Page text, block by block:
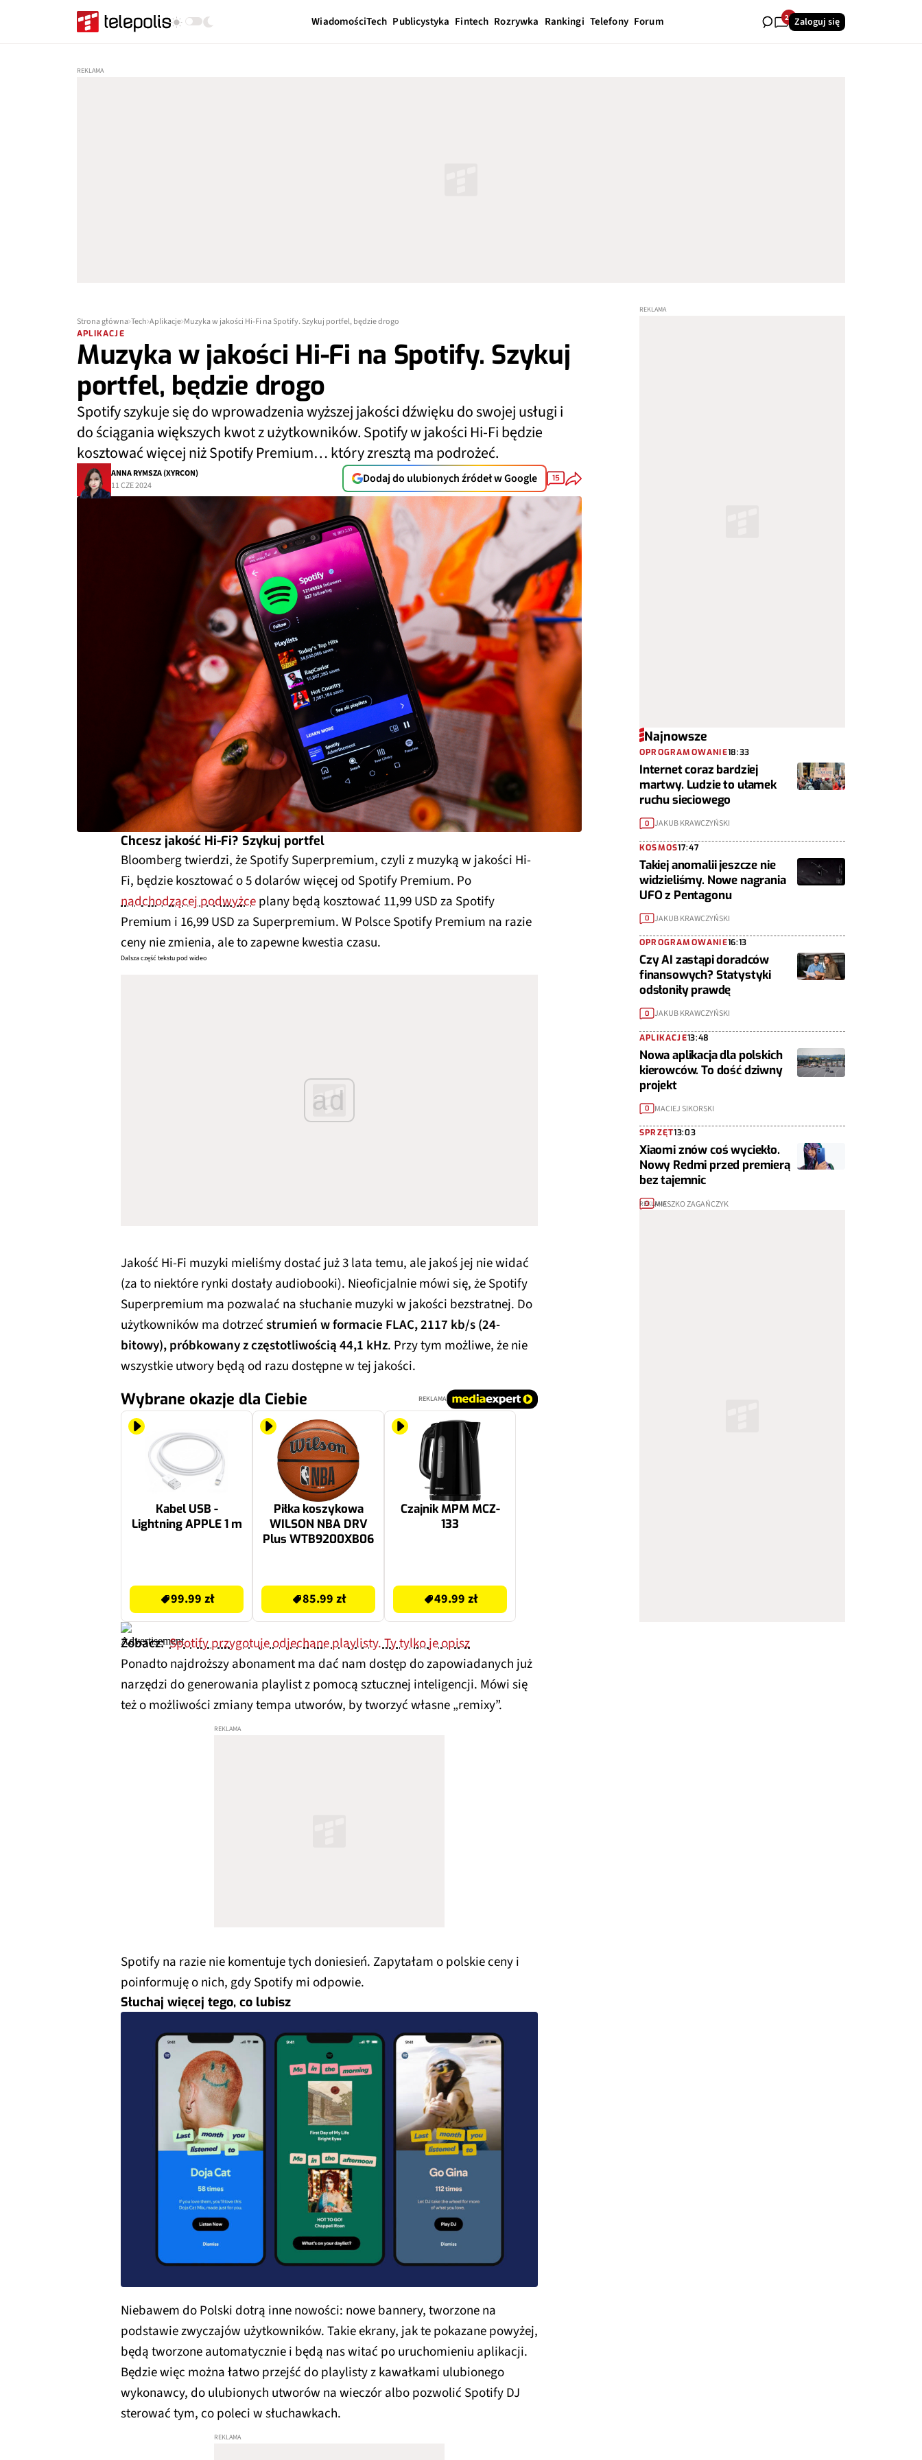
WiadomościTech Publicystyka Fintech Rozrywka Rankingi Telefony Forum 28Zaloguj się
Strona główna Tech Aplikacje Muzyka w jakości Hi-Fi na Spotify. Szykuj portfel, będzie drogo
APLIKACJE
Muzyka w jakości Hi-Fi na Spotify. Szykuj
portfel, będzie drogo
Spotify szykuje się do wprowadzenia wyższej jakości dźwięku do swojej usługi i
do ściągania większych kwot z użytkowników. Spotify w jakości Hi-Fi będzie
kosztować więcej niż Spotify Premium… który zresztą ma podrożeć.
ANNA RYMSZA (XYRCON)
11 CZE 2024
Dodaj do ulubionych źródeł w Google 15
Chcesz jakość Hi-Fi? Szykuj portfel
Bloomberg twierdzi, że Spotify Superpremium, czyli z muzyką w jakości Hi-
Fi, będzie kosztować o 5 dolarów więcej od Spotify Premium. Po
nadchodzącej podwyżceplany będą kosztować 11,99 USD za Spotify
Premium i 16,99 USD za Superpremium. W Polsce Spotify Premium na razie
ceny nie zmienia, ale to zapewne kwestia czasu.
Dalsza część tekstu pod wideo
ad
Jakość Hi-Fi muzyki mieliśmy dostać już 3 lata temu, ale jakoś jej nie widać
(za to niektóre rynki dostały audiobooki). Nieoficjalnie mówi się, że Spotify
Superpremium ma pozwalać na słuchanie muzyki w jakości bezstratnej. Do
użytkowników ma dotrzećstrumień w formacie FLAC, 2117 kb/s (24-
bitowy), próbkowany z częstotliwością 44,1 kHz. Przy tym możliwe, że nie
wszystkie utwory będą od razu dostępne w tej jakości.
Wybrane okazje dla Ciebie REKLAMA
Kabel USB -
Lightning APPLE 1 m
99.99 zł
Piłka koszykowa
WILSON NBA DRV
Plus WTB9200XB06
85.99 zł
Czajnik MPM MCZ-
133
49.99 zł
Zobacz:Spotify przygotuje odjechane playlisty. Ty tylko je opisz
Ponadto najdroższy abonament ma dać nam dostęp do zapowiadanych już
narzędzi do generowania playlist z pomocą sztucznej inteligencji. Mówi się
też o możliwości zmiany tempa utworów, by tworzyć własne „remixy”.
Spotify na razie nie komentuje tych doniesień. Zapytałam o polskie ceny i
poinformuję o nich, gdy Spotify mi odpowie.
Słuchaj więcej tego, co lubisz
Niebawem do Polski dotrą inne nowości: nowe bannery, tworzone na
podstawie zwyczajów użytkowników. Takie ekrany, jak te pokazane powyżej,
będą tworzone automatycznie i będą nas witać po uruchomieniu aplikacji.
Będzie więc można łatwo przejść do playlisty z kawałkami ulubionego
wykonawcy, do ulubionych utworów na wieczór albo pozwolić Spotify DJ
sterować tym, co poleci w słuchawkach.
Najnowsze
OPROGRAMOWANIE18:33
Internet coraz bardziej
martwy. Ludzie to ułamek
ruchu sieciowego
0 JAKUB KRAWCZYŃSKI
KOSMOS17:47
Takiej anomalii jeszcze nie
widzieliśmy. Nowe nagrania
UFO z Pentagonu
0 JAKUB KRAWCZYŃSKI
OPROGRAMOWANIE16:13
Czy AI zastąpi doradców
finansowych? Statystyki
odsłoniły prawdę
0 JAKUB KRAWCZYŃSKI
APLIKACJE13:48
Nowa aplikacja dla polskich
kierowców. To dość dziwny
projekt
0 MACIEJ SIKORSKI
SPRZĘT13:03
Xiaomi znów coś wyciekło.
Nowy Redmi przed premierą
bez tajemnic
0 MIESZKO ZAGAŃCZYK